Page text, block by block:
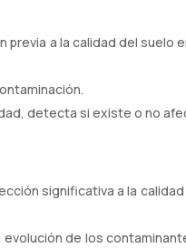
a la calidad del suelo
detecta si existe o no
significativa a la
de los